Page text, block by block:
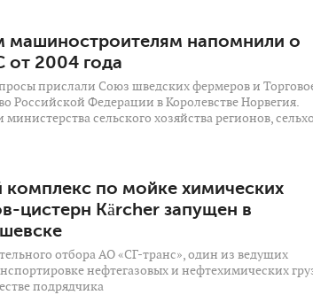
машиностроителям напомнили о
от 2004 года
прислали Союз шведских фермеров и
Российской Федерации в Королевстве Норвегия.
сельского хозяйства регионов,
комплекс по мойке химических
цистерн Kärcher запущен в
отбора АО «СГ-транс», один из ведущих
нефтегазовых и нефтехимических
подрядчика